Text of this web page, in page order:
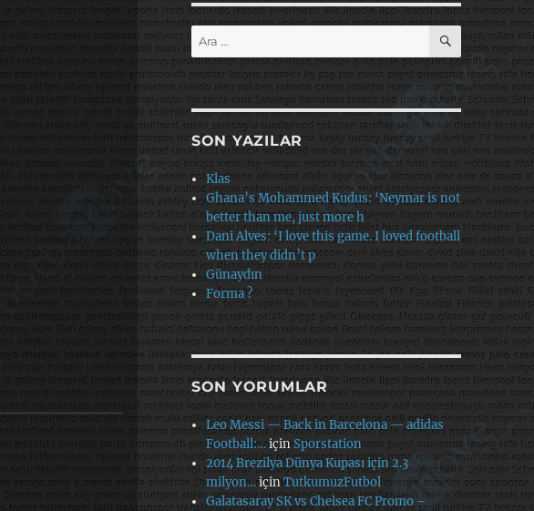
Ara: ARA
SON YAZILAR
Klas
Ghana’s Mohammed Kudus: ‘Neymar is not
better than me, just more h
Dani Alves: ‘I love this game. I loved football
when they didn’t p
Günaydın
Forma ?
SON YORUMLAR
Leo Messi — Back in Barcelona — adidas
Football:…içinSporstation
2014 Brezilya Dünya Kupası için 2.3
milyon…içinTutkumuzFutbol
Galatasaray SK vs Chelsea FC Promo –